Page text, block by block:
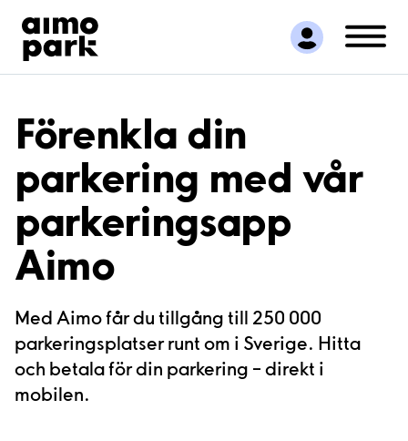
Hitta parkering
Samarbete
Kundservice
Förenkla din
parkering med vår
parkeringsapp
Aimo
Med Aimo får du tillgång till 250 000
parkeringsplatser runt om i Sverige. Hitta
och betala för din parkering – direkt i
mobilen.